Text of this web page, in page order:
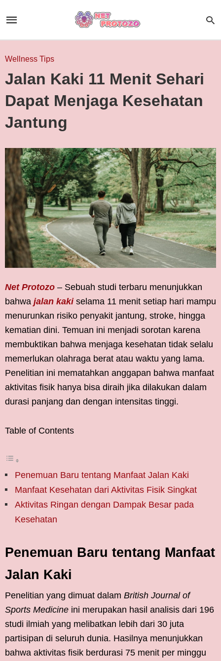
Wellness Tips
Jalan Kaki 11 Menit Sehari
Dapat Menjaga Kesehatan
Jantung
Net Protozo – Sebuah studi terbaru menunjukkan
bahwa jalan kakiselama 11 menit setiap hari mampu
menurunkan risiko penyakit jantung, stroke, hingga
kematian dini. Temuan ini menjadi sorotan karena
membuktikan bahwa menjaga kesehatan tidak selalu
memerlukan olahraga berat atau waktu yang lama.
Penelitian ini mematahkan anggapan bahwa manfaat
aktivitas fisik hanya bisa diraih jika dilakukan dalam
durasi panjang dan dengan intensitas tinggi.
Table of Contents
Penemuan Baru tentang Manfaat Jalan Kaki
Manfaat Kesehatan dari Aktivitas Fisik Singkat
Aktivitas Ringan dengan Dampak Besar pada
Kesehatan
Penemuan Baru tentang Manfaat
Jalan Kaki
Penelitian yang dimuat dalam British Journal of
Sports Medicine ini merupakan hasil analisis dari 196
studi ilmiah yang melibatkan lebih dari 30 juta
partisipan di seluruh dunia. Hasilnya menunjukkan
bahwa aktivitas fisik berdurasi 75 menit per minggu